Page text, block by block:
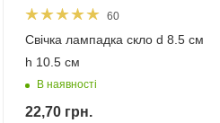
60
Свічка лампадка скло d 8.5 см
h 10.5 см
В наявності
22,70 грн.